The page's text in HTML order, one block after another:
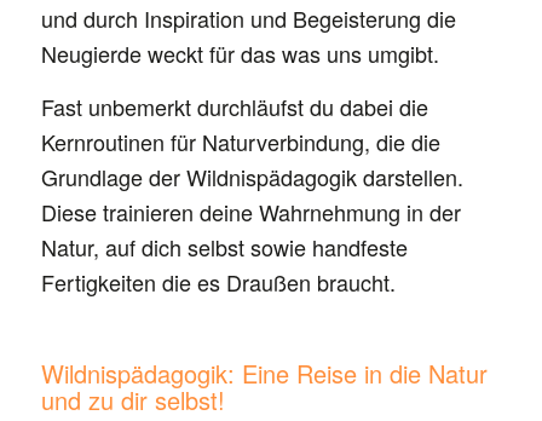
und durch Inspiration und Begeisterung die
Neugierde weckt für das was uns umgibt.
Fast unbemerkt durchläufst du dabei die
Kernroutinen für Naturverbindung, die die
Grundlage der Wildnispädagogik darstellen.
Diese trainieren deine Wahrnehmung in der
Natur, auf dich selbst sowie handfeste
Fertigkeiten die es Draußen braucht.
Wildnispädagogik: Eine Reise in die Natur
und zu dir selbst!